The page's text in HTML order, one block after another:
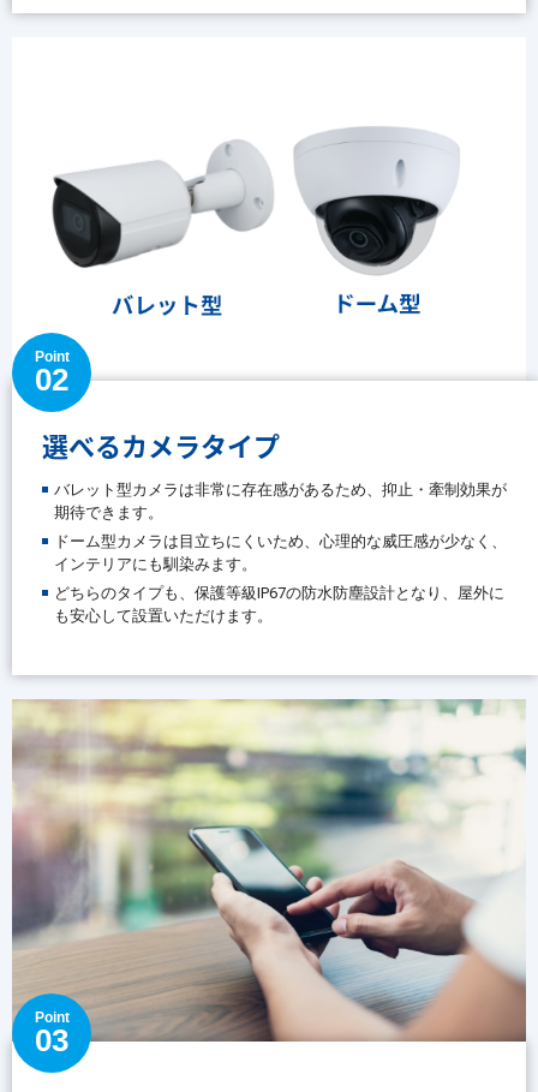
Point
02
選べるカメラタイプ
バレット型カメラは非常に存在感があるため、抑止・牽制効果が
期待できます。
ドーム型カメラは目立ちにくいため、心理的な威圧感が少なく、
インテリアにも馴染みます。
どちらのタイプも、保護等級IP67の防水防塵設計となり、屋外に
も安心して設置いただけます。
Point
03